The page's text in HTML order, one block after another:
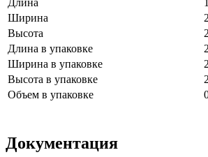
Длина
Ширина
Высота
Длина в упаковке
Ширина в упаковке
Высота в упаковке
Объем в упаковке
Документация